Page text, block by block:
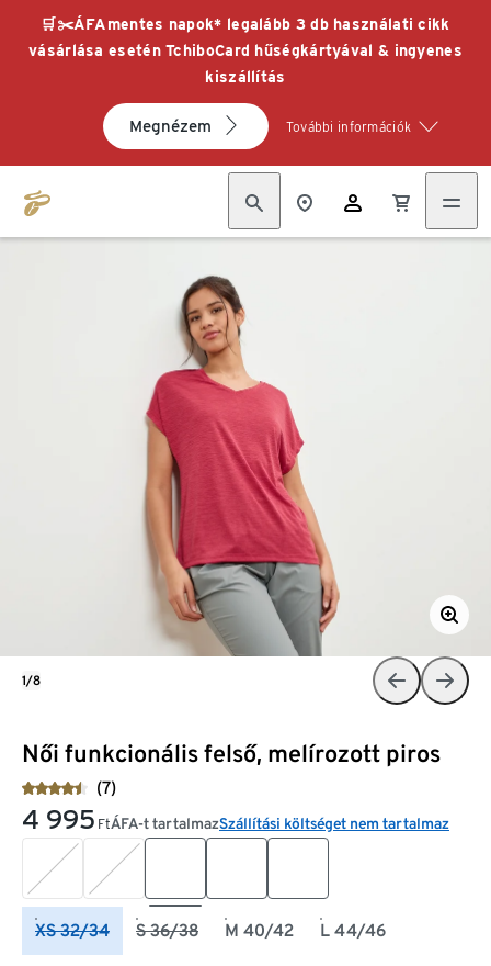
🛒✂️ÁFAmentes napok* legalább 3 db használati cikk
vásárlása esetén TchiboCard hűségkártyával & ingyenes
kiszállítás
Megnézem További információk
Női funkcionális felső, melírozott piros
(7)
4 995 FtÁFA-t tartalmazSzállítási költséget nem tartalmaz
XS 32/34 S 36/38 M 40/42 L 44/46
1/8